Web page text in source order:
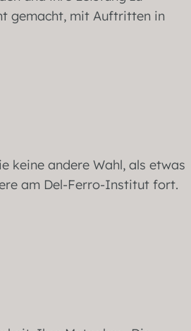
gemacht, mit Auftritten in
keine andere Wahl, als etwas
am Del-Ferro-Institut fort.